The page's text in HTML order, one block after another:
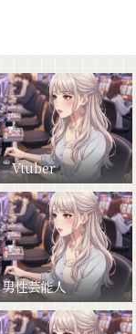
Vtuber
男性芸能人